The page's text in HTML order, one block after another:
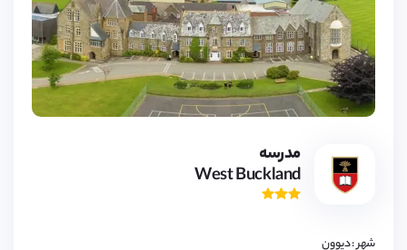
مدرسه
West Buckland
شهر : دیوون
3,
4,
5,
6,
7,
9,
10,
11,
12,
13,